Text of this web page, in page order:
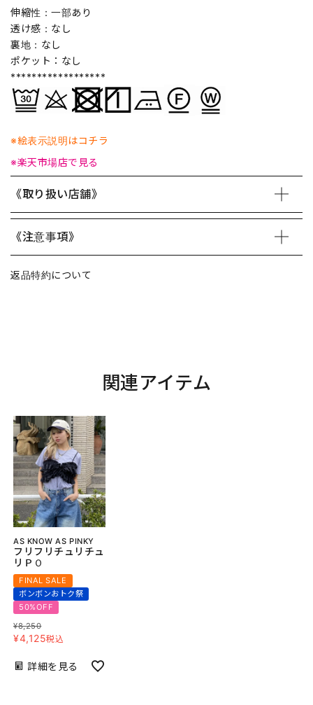
伸縮性：一部あり
透け感：なし
裏地：なし
ポケット：なし
******************
※絵表示説明はコチラ
※楽天市場店で見る
《取り扱い店舗》
《注意事項》
返品特約について
関連アイテム
AS KNOW AS PINKY
フリフリチュリチュ
リＰＯ
FINAL SALE
ボンボンおトク祭
50%OFF
¥8,250
¥4,125税込
詳細を見る